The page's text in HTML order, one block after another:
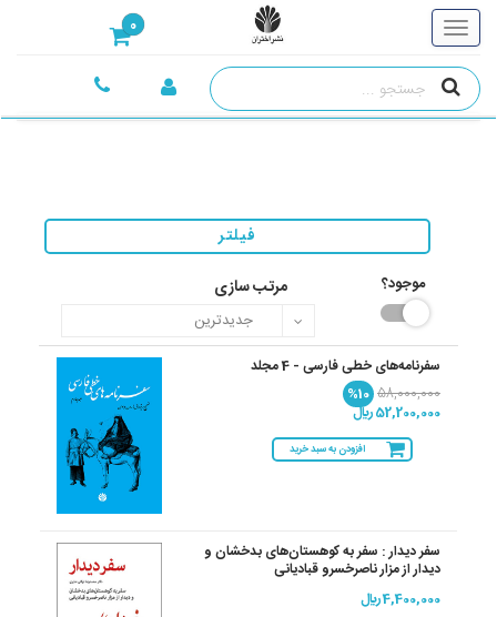
0
فیلتر
موجود؟ مرتب سازی
سفرنامه‌های خطی فارسی - 4 مجلد
58,000,000
%10
52,200,000 ريال
افزودن به سبد خرید
سفر دیدار : سفر به کوهستان‌های بدخشان و
دیدار از مزار ناصرخسرو قبادیانی
4,400,000 ريال